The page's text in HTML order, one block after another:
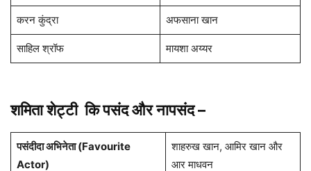
करन कुंद्रा अफसाना खान
साहिल श्रॉफ मायशा अय्यर
शमिता शेट्टी कि पसंद और नापसंद –
पसंदीदा अभिनेता (Favourite
Actor)
शाहरुख खान, आमिर खान और
आर माधवन